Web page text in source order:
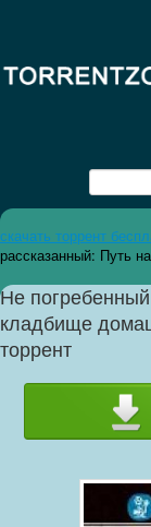
скачать торрент
рассказанный: Путь
Не
кладбище
торрент